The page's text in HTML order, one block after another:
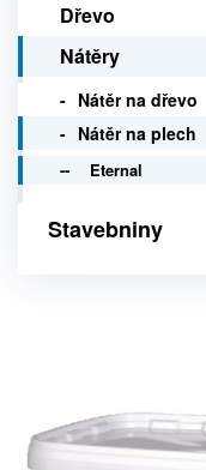
Dřevo
Nátěry
Nátěr na dřevo
Nátěr na plech
Eternal
Stavebniny